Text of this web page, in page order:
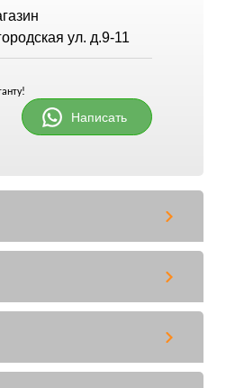
ул. д.9-11
Написать